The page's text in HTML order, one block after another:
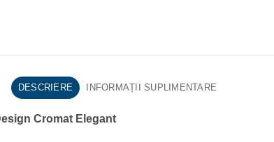
DESCRIERE INFORMAȚII SUPLIMENTARE
Cromat Elegant